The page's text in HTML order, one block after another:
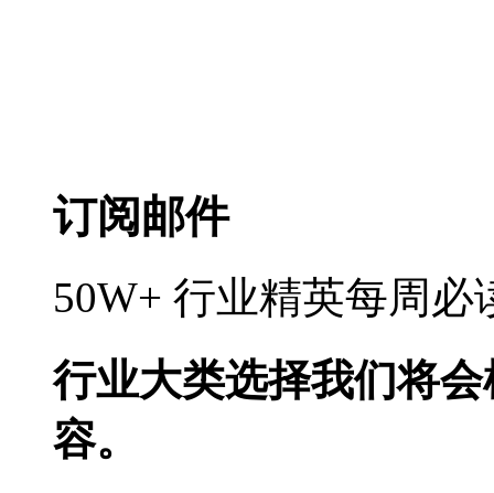
订阅邮件
50W+ 行业精英每周
行业大类选择我们将
容。